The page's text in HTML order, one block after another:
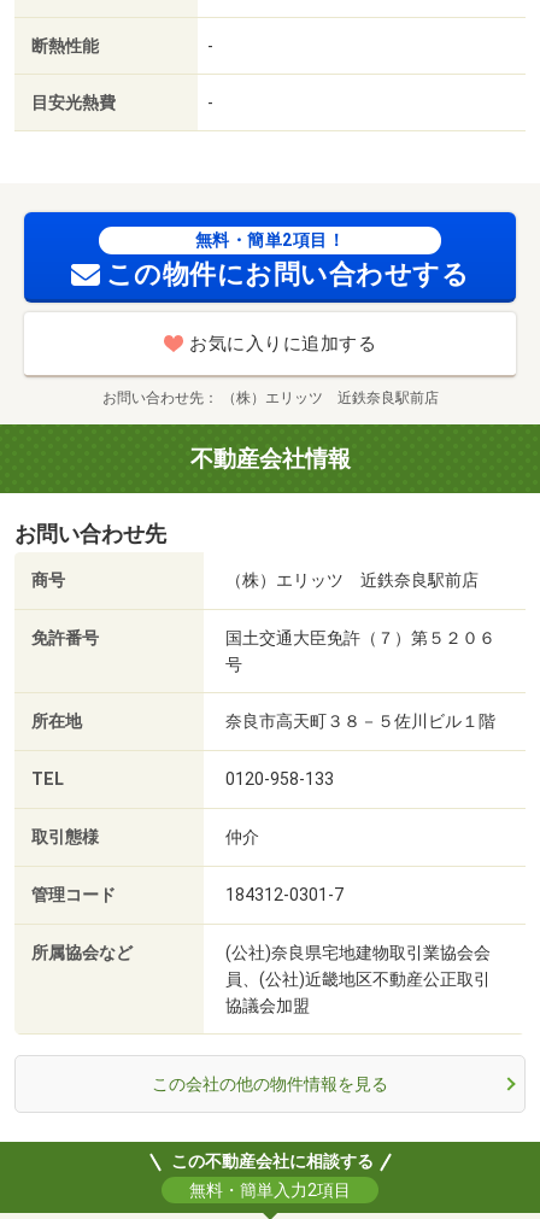
断熱性能 -
目安光熱費 -
無料・簡単2項目！
この物件にお問い合わせする
お気に入りに追加する
お問い合わせ先 （株）エリッツ 近鉄奈良駅前店
不動産会社情報
お問い合わせ先
商号 （株）エリッツ 近鉄奈良駅前店
免許番号
国土交通大臣免許（７）第５２０６
号
所在地 奈良市高天町３８－５佐川ビル１階
TEL 0120-958-133
取引態様 仲介
管理コード 184312-0301-7
所属協会など
(公社)奈良県宅地建物取引業協会会
員、(公社)近畿地区不動産公正取引
協議会加盟
この会社の他の物件情報を見る
この不動産会社に相談する
無料・簡単入力2項目